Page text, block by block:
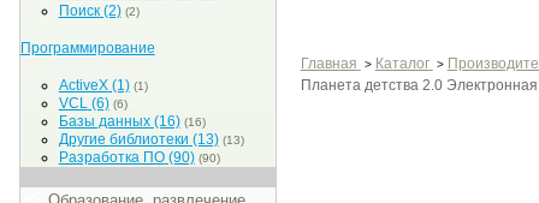
Главная > Каталог >
Планета детства 2.0
Поиск(2) (2)
Программирование
ActiveX(1) (1)
VCL(6) (6)
Базы данных(16) (16)
Другие библиотеки (13) (13)
Разработка ПО(90) (90)